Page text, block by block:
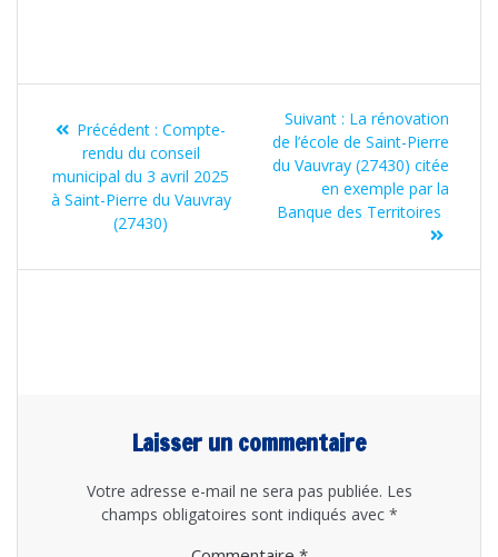
l’article
Précédent : Article
précédent
:
Compte-
rendu du conseil
municipal du 3 avril 2025
à Saint-Pierre du Vauvray
(27430)
Suivant : Article
suivant
:
La rénovation
de l’école de Saint-Pierre
du Vauvray (27430) citée
en exemple par la
Banque des Territoires
Laisser un commentaire
Votre adresse e-mail ne sera pas publiée. Les
champs obligatoires sont indiqués avec *